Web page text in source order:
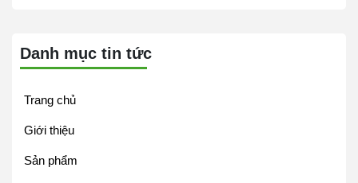
Danh mục tin tức
Trang chủ
Giới thiệu
Sản phẩm